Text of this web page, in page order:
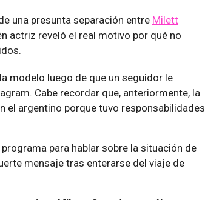
una presunta separación entre Milett
actriz reveló el real motivo por qué no
modelo luego de que un seguidor le
Cabe recordar que, anteriormente, la
el argentino porque tuvo responsabilidades
para hablar sobre la situación de
mensaje tras enterarse del viaje de